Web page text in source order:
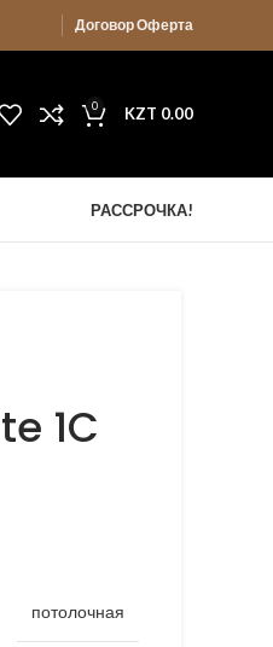
Договор Оферта
0 KZT 0.00
РАССРОЧКА!
1C
потолочная